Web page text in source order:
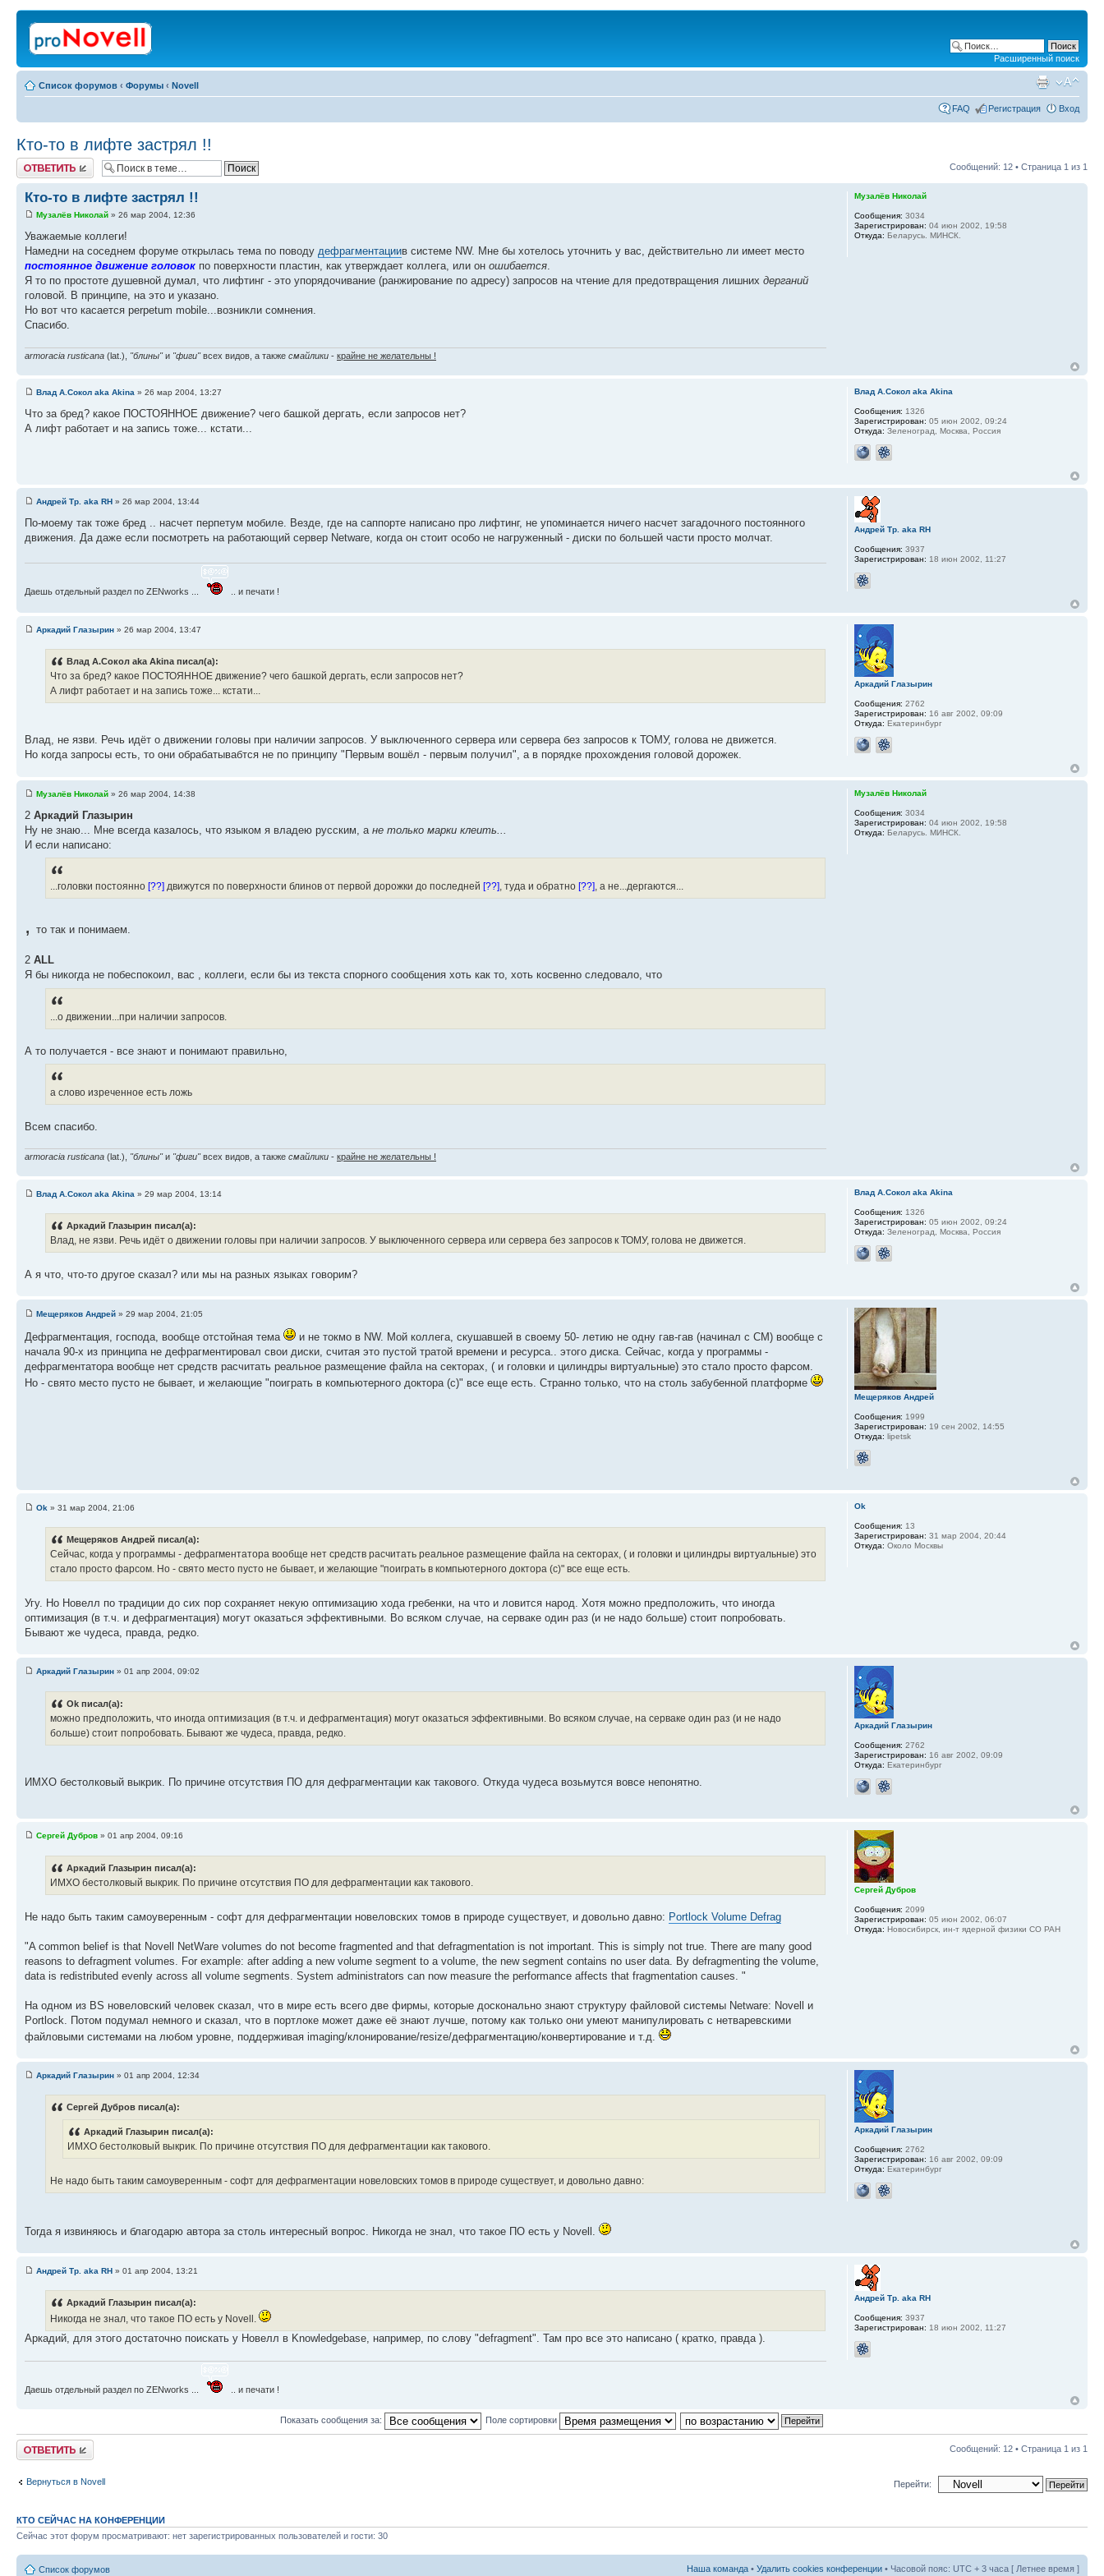
Расширенный поиск
Список форумов ‹ Форумы ‹ Novell
FAQ Регистрация Вход
Кто-то в лифте застрял !!
Ответить Сообщений: 12 • Страница 1 из 1
Кто-то в лифте застрял !!
Музалёв Николай » 26 мар 2004, 12:36
Уважаемые коллеги!
Намедни на соседнем форуме открылась тема по поводу дефрагментациив системе NW. Мне бы хотелось уточнить у вас, действительно ли имеет место
постоянное движение головок по поверхности пластин, как утверждает коллега, или он ошибается.
Я то по простоте душевной думал, что лифтинг - это упорядочивание (ранжирование по адресу) запросов на чтение для предотвращения лишних дерганий
головой. В принципе, на это и указано.
Но вот что касается perpetum mobile...возникли сомнения.
Спасибо.
armoracia rusticana (lat.), "блины"и "фиги"всех видов, а также смайлики - крайне не желательны !
Музалёв Николай
Сообщения: 3034
Зарегистрирован: 04 июн 2002, 19:58
Откуда: Беларусь. МИНСК.
Влад А.Сокол aka Akina » 26 мар 2004, 13:27
Что за бред? какое ПОСТОЯННОЕ движение? чего башкой дергать, если запросов нет?
А лифт работает и на запись тоже... кстати...
Влад А.Сокол aka Akina
Сообщения: 1326
Зарегистрирован: 05 июн 2002, 09:24
Откуда: Зеленоград, Москва, Россия
Андрей Тр. aka RH » 26 мар 2004, 13:44
По-моему так тоже бред .. насчет перпетум мобиле. Везде, где на саппорте написано про лифтинг, не упоминается ничего насчет загадочного постоянного
движения. Да даже если посмотреть на работающий сервер Netware, когда он стоит особо не нагруженный - диски по большей части просто молчат.
Даешь отдельный раздел по ZENworks ... .. и печати !
Андрей Тр. aka RH
Сообщения: 3937
Зарегистрирован: 18 июн 2002, 11:27
Аркадий Глазырин » 26 мар 2004, 13:47
Влад А.Сокол aka Akina писал(а):
Что за бред? какое ПОСТОЯННОЕ движение? чего башкой дергать, если запросов нет?
А лифт работает и на запись тоже... кстати...
Влад, не язви. Речь идёт о движении головы при наличии запросов. У выключенного сервера или сервера без запросов к ТОМУ, голова не движется.
Но когда запросы есть, то они обрабатывабтся не по принципу "Первым вошёл - первым получил", а в порядке прохождения головой дорожек.
Аркадий Глазырин
Сообщения: 2762
Зарегистрирован: 16 авг 2002, 09:09
Откуда: Екатеринбург
Музалёв Николай » 26 мар 2004, 14:38
2 Аркадий Глазырин
Ну не знаю... Мне всегда казалось, что языком я владею русским, а не только марки клеить...
И если написано:
...головки постоянно [??] движутся по поверхности блинов от первой дорожки до последней [??], туда и обратно [??], а не...дергаются...
, то так и понимаем.
2 ALL
Я бы никогда не побеспокоил, вас , коллеги, если бы из текста спорного сообщения хоть как то, хоть косвенно следовало, что
...о движении...при наличии запросов.
А то получается - все знают и понимают правильно,
а слово изреченное есть ложь
Всем спасибо.
armoracia rusticana (lat.), "блины"и "фиги"всех видов, а также смайлики - крайне не желательны !
Музалёв Николай
Сообщения: 3034
Зарегистрирован: 04 июн 2002, 19:58
Откуда: Беларусь. МИНСК.
Влад А.Сокол aka Akina » 29 мар 2004, 13:14
Аркадий Глазырин писал(а):
Влад, не язви. Речь идёт о движении головы при наличии запросов. У выключенного сервера или сервера без запросов к ТОМУ, голова не движется.
А я что, что-то другое сказал? или мы на разных языках говорим?
Влад А.Сокол aka Akina
Сообщения: 1326
Зарегистрирован: 05 июн 2002, 09:24
Откуда: Зеленоград, Москва, Россия
Мещеряков Андрей » 29 мар 2004, 21:05
Дефрагментация, господа, вообще отстойная тема
и не токмо в NW. Мой коллега, скушавшей в своему 50- летию не одну гав-гав (начинал с СМ) вообще с
начала 90-х из принципа не дефрагментировал свои диски, считая это пустой тратой времени и ресурса.. этого диска. Сейчас, когда у программы -
дефрагментатора вообще нет средств расчитать реальное размещение файла на секторах, ( и головки и цилиндры виртуальные) это стало просто фарсом.
Но - свято место пусто не бывает, и желающие "поиграть в компьютерного доктора (с)" все еще есть. Странно только, что на столь забубенной платформе
Мещеряков Андрей
Сообщения: 1999
Зарегистрирован: 19 сен 2002, 14:55
Откуда: lipetsk
Ok » 31 мар 2004, 21:06
Мещеряков Андрей писал(а):
Сейчас, когда у программы - дефрагментатора вообще нет средств расчитать реальное размещение файла на секторах, ( и головки и цилиндры виртуальные) это
стало просто фарсом. Но - свято место пусто не бывает, и желающие "поиграть в компьютерного доктора (с)" все еще есть.
Угу. Но Новелл по традиции до сих пор сохраняет некую оптимизацию хода гребенки, на что и ловится народ. Хотя можно предположить, что иногда
оптимизация (в т.ч. и дефрагментация) могут оказаться эффективными. Во всяком случае, на серваке один раз (и не надо больше) стоит попробовать.
Бывают же чудеса, правда, редко.
Ok
Сообщения: 13
Зарегистрирован: 31 мар 2004, 20:44
Откуда: Около Москвы
Аркадий Глазырин » 01 апр 2004, 09:02
Ok писал(а):
можно предположить, что иногда оптимизация (в т.ч. и дефрагментация) могут оказаться эффективными. Во всяком случае, на серваке один раз (и не надо
больше) стоит попробовать. Бывают же чудеса, правда, редко.
ИМХО бестолковый выкрик. По причине отсутствия ПО для дефрагментации как такового. Откуда чудеса возьмутся вовсе непонятно.
Аркадий Глазырин
Сообщения: 2762
Зарегистрирован: 16 авг 2002, 09:09
Откуда: Екатеринбург
Сергей Дубров » 01 апр 2004, 09:16
Аркадий Глазырин писал(а):
ИМХО бестолковый выкрик. По причине отсутствия ПО для дефрагментации как такового.
Не надо быть таким самоуверенным - софт для дефрагментации новеловских томов в природе существует, и довольно давно: Portlock Volume Defrag
"A common belief is that Novell NetWare volumes do not become fragmented and that defragmentation is not important. This is simply not true. There are many good
reasons to defragment volumes. For example: after adding a new volume segment to a volume, the new segment contains no user data. By defragmenting the volume,
data is redistributed evenly across all volume segments. System administrators can now measure the performance affects that fragmentation causes. "
На одном из BS новеловский человек сказал, что в мире есть всего две фирмы, которые досконально знают структуру файловой системы Netware: Novell и
Portlock. Потом подумал немного и сказал, что в портлоке может даже её знают лучше, потому как только они умеют манипулировать с нетваревскими
файловыми системами на любом уровне, поддерживая imaging/клонирование/resize/дефрагментацию/конвертирование и т.д.
Сергей Дубров
Сообщения: 2099
Зарегистрирован: 05 июн 2002, 06:07
Откуда: Новосибирск, ин-т ядерной физики СО РАН
Аркадий Глазырин » 01 апр 2004, 12:34
Сергей Дубров писал(а):
Аркадий Глазырин писал(а):
ИМХО бестолковый выкрик. По причине отсутствия ПО для дефрагментации как такового.
Не надо быть таким самоуверенным - софт для дефрагментации новеловских томов в природе существует, и довольно давно:
Тогда я извиняюсь и благодарю автора за столь интересный вопрос. Никогда не знал, что такое ПО есть у Novell.
Аркадий Глазырин
Сообщения: 2762
Зарегистрирован: 16 авг 2002, 09:09
Откуда: Екатеринбург
Андрей Тр. aka RH » 01 апр 2004, 13:21
Аркадий Глазырин писал(а):
Никогда не знал, что такое ПО есть у Novell.
Аркадий, для этого достаточно поискать у Новелл в Knowledgebase, например, по слову "defragment". Там про все это написано ( кратко, правда ).
Даешь отдельный раздел по ZENworks ... .. и печати !
Андрей Тр. aka RH
Сообщения: 3937
Зарегистрирован: 18 июн 2002, 11:27
Показать сообщения за: Поле сортировки
Ответить Сообщений: 12 • Страница 1 из 1
Вернуться в Novell Перейти:
КТО СЕЙЧАС НА КОНФЕРЕНЦИИ
Сейчас этот форум просматривают: нет зарегистрированных пользователей и гости: 30
Список форумов Наша команда • Удалить cookies конференции • Часовой пояс: UTC + 3 часа [ Летнее время ]